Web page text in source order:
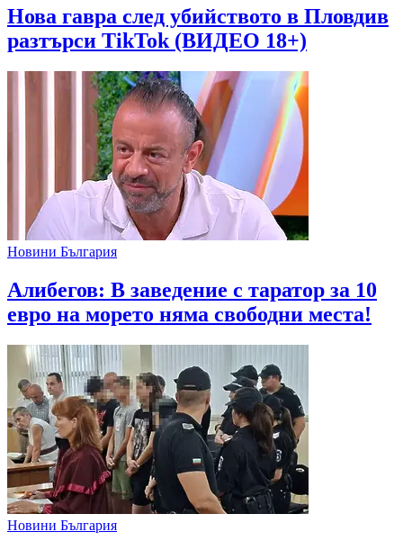
Нова гавра след убийството в Пловдив
разтърси TikTok (ВИДЕО 18+)
Новини България
Алибегов: В заведение с таратор за 10
евро на морето няма свободни места!
Новини България